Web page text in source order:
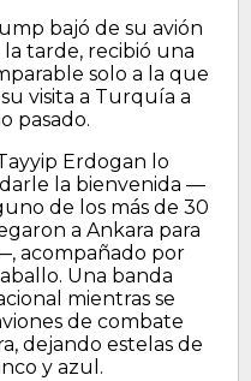
bajó de su avión
tarde, recibió una
solo a la que
visita a Turquía a
pasado.
Erdogan lo
la bienvenida —
de los más de 30
a Ankara para
acompañado por
Una banda
mientras se
de combate
dejando estelas de
y azul.